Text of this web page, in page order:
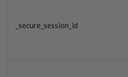
_secure_session_id